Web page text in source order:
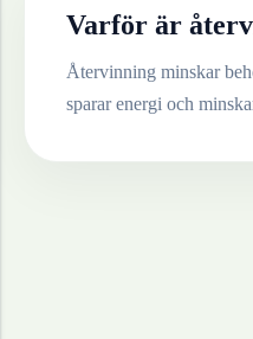
Varför är
Återvinning minskar
sparar energi och